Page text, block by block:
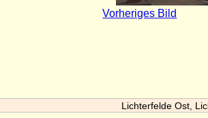
Vorheriges Bild
Lichterfelde Ost,